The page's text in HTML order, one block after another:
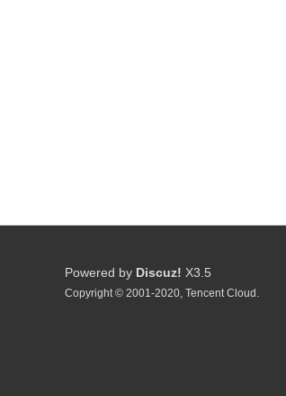
Powered by Discuz! X3.5
Copyright © 2001-2020, Tencent Cloud.